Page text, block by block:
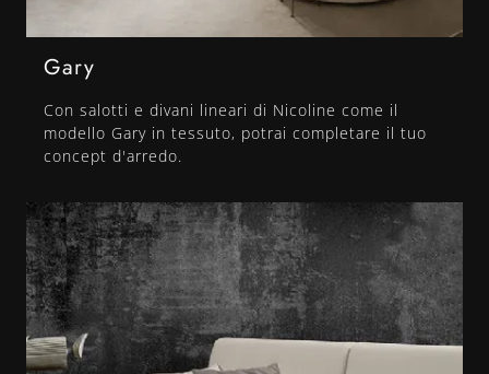
Gary
Con salotti e divani lineari di Nicoline come il
modello Gary in tessuto, potrai completare il tuo
concept d'arredo.